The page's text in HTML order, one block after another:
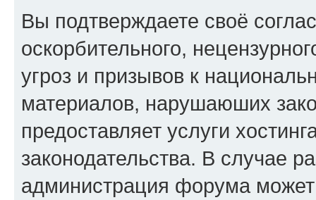
Вы подтверждаете своё
оскорбительного,
угроз и призывов к
материалов, нарушаюших
предоставляет услуги
законодательства. В случае
администрация форума